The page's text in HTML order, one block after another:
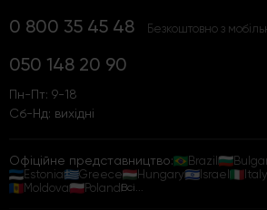
0 800 35 45 48 Безкоштовно з
050 148 20 90
Пн-Пт: 9-18
Сб-Нд: вихідні
Офіційне представництво: Brazil
Estonia
Greece Hungary Israel Italy
Moldova
Poland Всі...